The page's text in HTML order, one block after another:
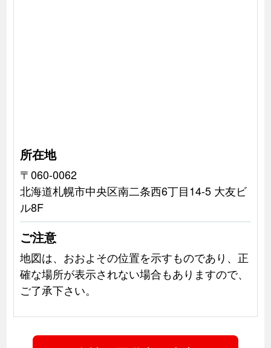
所在地
〒060-0062
北海道札幌市中央区南二条西6丁目14-5 大友ビ
ル8F
ご注意
地図は、おおよその位置を示すものであり、正
確な場所が表示されない場合もありますので、
ご了承下さい。